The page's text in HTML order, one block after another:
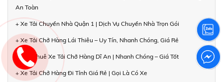
An Toàn
+ Xe Tải Chuyển Nhà Quận 1 | Dịch Vụ Chuyển Nhà Trọn Gói
+ Xe Tải Chở Hàng Lái Thiêu – Uy Tín, Nhanh Chóng, Giá Rẻ
+ Cho Thuê Xe Tải Chở Hàng Dĩ An | Nhanh Chóng – Giá Tốt
+ Xe Tải Chở Hàng Đi Tỉnh Giá Rẻ | Gọi Là Có Xe